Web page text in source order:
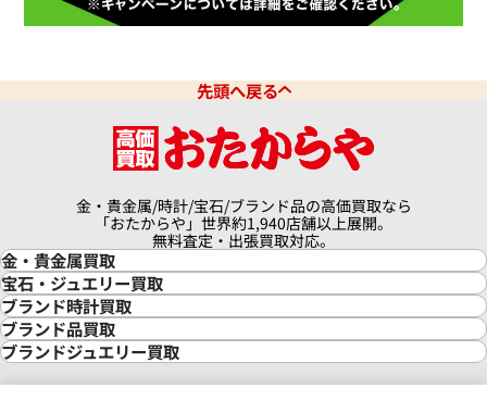
先頭へ戻る
金・貴金属/時計/宝石/ブランド品の高価買取なら
「おたからや」世界約1,940店舗以上展開。
無料査定・出張買取対応。
金・貴金属買取
金買取
金の相場価格情報
金の参考買取価格一覧
インゴット買取
インゴットの相場価格情報
24金買取
宝石・ジュエリー買取
宝石・ジュエリー買取
ダイヤモンド買取
ダイヤモンド・宝石の参考価格一覧
リング・結婚指輪買取
エメラルド買取
ブランド時計買取
時計買取
ロレックス買取
ロレックス デイトナ買取
ロレックス サブマリーナー買取
ブランド品買取
ブランド買取
ブランドジュエリー買取